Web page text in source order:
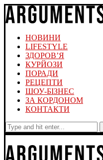
НОВИНИ
LIFESTYLE
ЗДОРОВ’Я
КУРЙОЗИ
ПОРАДИ
РЕЦЕПТИ
ШОУ-БІЗНЕС
ЗА КОРДОНОМ
КОНТАКТИ